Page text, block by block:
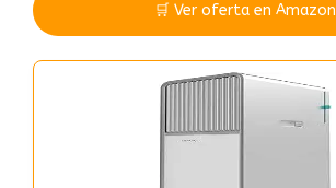
🛒 Ver oferta en Amazon